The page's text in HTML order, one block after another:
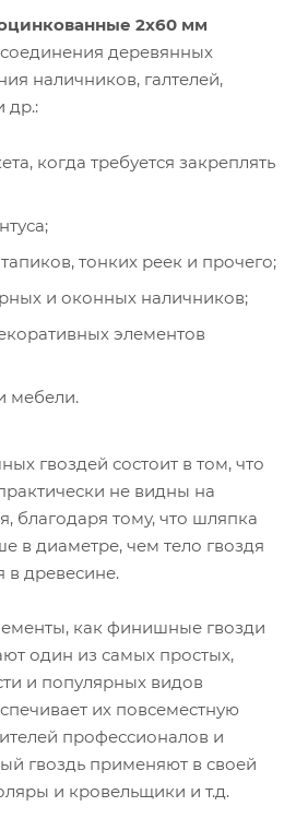
2х60 мм
деревянных
наличников, галтелей,
др.:
когда требуется закреплять
тонких реек и прочего;
и оконных наличников;
элементов
мебели.
гвоздей состоит в том, что
не видны на
благодаря тому, что шляпка
в диаметре, чем тело гвоздя
в древесине.
как финишные гвозди
один из самых простых,
и популярных видов
их повсеместную
профессионалов и
гвоздь применяют в своей
и кровельщики и т.д.